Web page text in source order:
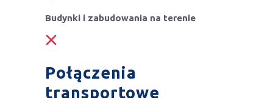
Budynki i zabudowania na terenie
Połączenia
transportowe